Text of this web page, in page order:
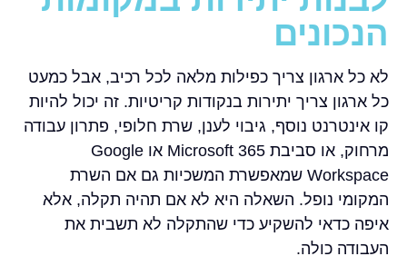
הנכונים
לא כל ארגון צריך כפילות מלאה לכל רכיב, אבל כמעט
כל ארגון צריך יתירות בנקודות קריטיות. זה יכול להיות
קו אינטרנט נוסף, גיבוי לענן, שרת חלופי, פתרון עבודה
מרחוק, או סביבת Microsoft 365 או Google
Workspace שמאפשרת המשכיות גם אם השרת
המקומי נופל. השאלה היא לא אם תהיה תקלה, אלא
איפה כדאי להשקיע כדי שהתקלה לא תשבית את
העבודה כולה.